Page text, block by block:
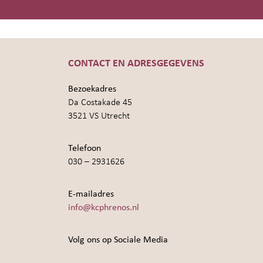
CONTACT EN ADRESGEGEVENS
Bezoekadres
Da Costakade 45
3521 VS Utrecht
Telefoon
030 – 2931626
E-mailadres
info@kcphrenos.nl
Volg ons op Sociale Media